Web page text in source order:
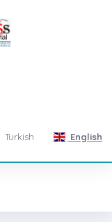
Turkish English